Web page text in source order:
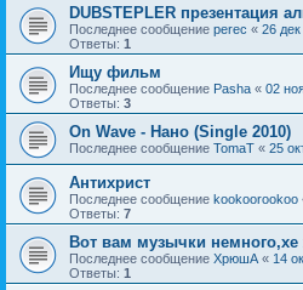
DUBSTEPLER презентация
Последнее сообщение perec « 26
Ответы: 1
Ищу фильм
Последнее сообщение Pasha « 02
Ответы: 3
On Wave - Нано (Single 2010)
Последнее сообщение TomaT « 25
Антихрист
Последнее сообщение kookoorookoo
Ответы: 7
Вот вам музычки немного,хе
Последнее сообщение ХрюшА « 14
Ответы: 1